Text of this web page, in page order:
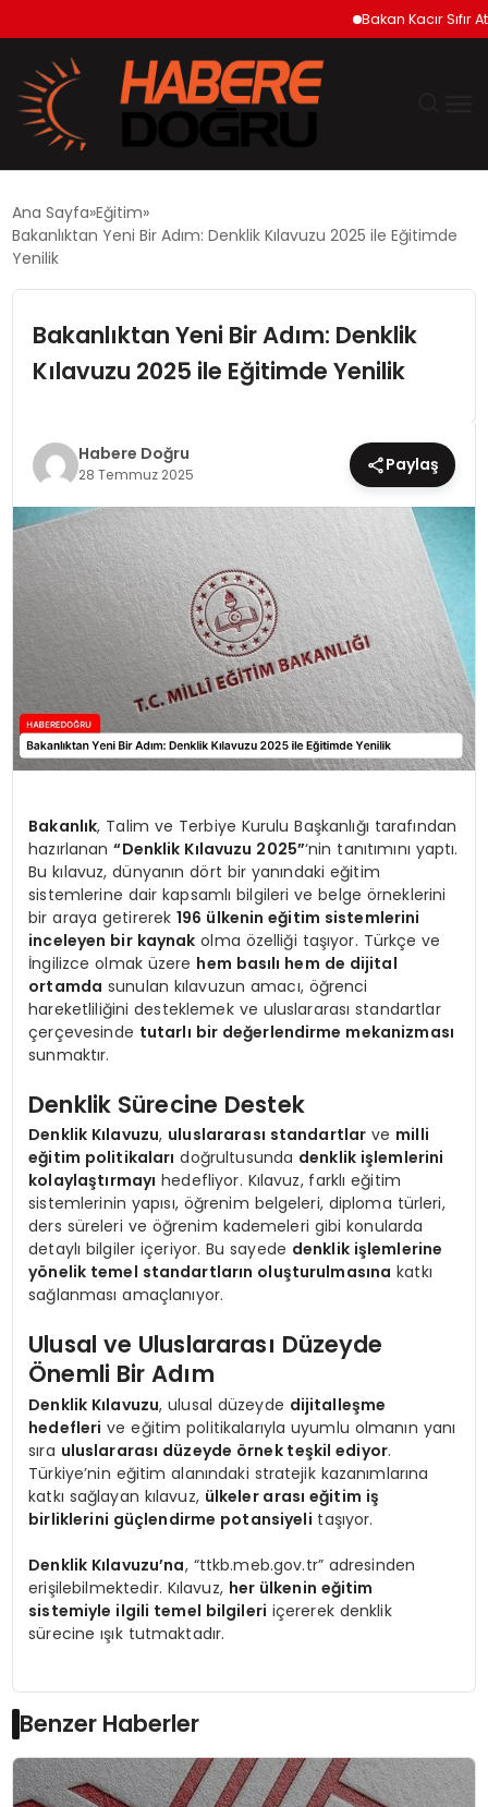
Bakan Kacır Sıfır
EKONOMİ
DÜNYA
SPOR
EĞİTİM
MAGAZİN
SAĞLIK
YAŞAM
Ana Sayfa Eğitim
Bakanlıktan Yeni Bir Adım: Denklik Kılavuzu 2025 ile Eğitimde
Yenilik
Bakanlıktan Yeni Bir Adım: Denklik
Kılavuzu 2025 ile Eğitimde Yenilik
Habere Doğru
28 Temmuz 2025 Paylaş
Bakanlık, Talim ve Terbiye Kurulu Başkanlığı tarafından
hazırlanan“Denklik Kılavuzu 2025”‘nin tanıtımını yaptı.
Bu kılavuz, dünyanın dört bir yanındaki eğitim
sistemlerine dair kapsamlı bilgileri ve belge örneklerini
bir araya getirerek196 ülkenin eğitim sistemlerini
inceleyen bir kaynak olma özelliği taşıyor. Türkçe ve
İngilizce olmak üzere hem basılı hem de dijital
ortamda sunulan kılavuzun amacı, öğrenci
hareketliliğini desteklemek ve uluslararası standartlar
çerçevesinde tutarlı bir değerlendirme mekanizması
sunmaktır.
Denklik Sürecine Destek
Denklik Kılavuzu, uluslararası standartlar ve milli
eğitim politikaları doğrultusunda denklik işlemlerini
kolaylaştırmayı hedefliyor. Kılavuz, farklı eğitim
sistemlerinin yapısı, öğrenim belgeleri, diploma türleri,
ders süreleri ve öğrenim kademeleri gibi konularda
detaylı bilgiler içeriyor. Bu sayede denklik işlemlerine
yönelik temel standartların oluşturulmasına katkı
sağlanması amaçlanıyor.
Ulusal ve Uluslararası Düzeyde
Önemli Bir Adım
Denklik Kılavuzu, ulusal düzeyde dijitalleşme
hedefleri ve eğitim politikalarıyla uyumlu olmanın yanı
sıra uluslararası düzeyde örnek teşkil ediyor.
Türkiye’nin eğitim alanındaki stratejik kazanımlarına
katkı sağlayan kılavuz, ülkeler arası eğitim iş
birliklerini güçlendirme potansiyeli taşıyor.
Denklik Kılavuzu’na, “ttkb.meb.gov.tr” adresinden
erişilebilmektedir. Kılavuz, her ülkenin eğitim
sistemiyle ilgili temel bilgileri içererek denklik
sürecine ışık tutmaktadır.
Benzer Haberler